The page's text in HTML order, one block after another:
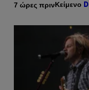
7 ώρες πρινΚείμενο